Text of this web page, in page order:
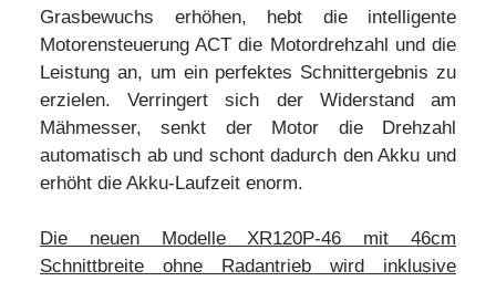
Grasbewuchs erhöhen, hebt die intelligente
Motorensteuerung ACT die Motordrehzahl und die
Leistung an, um ein perfektes Schnittergebnis zu
erzielen. Verringert sich der Widerstand am
Mähmesser, senkt der Motor die Drehzahl
automatisch ab und schont dadurch den Akku und
erhöht die Akku-Laufzeit enorm.
Die neuen Modelle XR120P-46 mit 46cm
Schnittbreite ohne Radantrieb wird inklusive